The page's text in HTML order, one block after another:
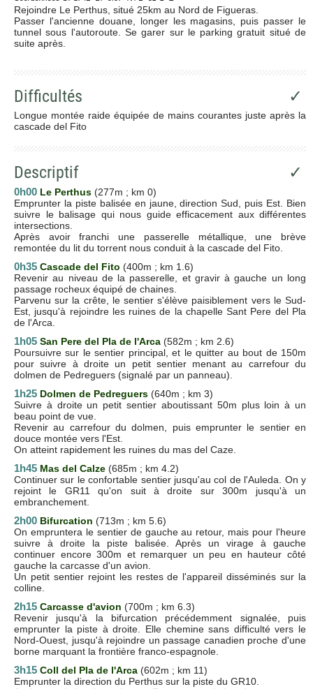
Rejoindre Le Perthus, situé 25km au Nord de Figueras.
Passer l'ancienne douane, longer les magasins, puis passer le
tunnel sous l'autoroute. Se garer sur le parking gratuit situé de
suite après.
Difficultés ✓
Longue montée raide équipée de mains courantes juste après la
cascade del Fito
Descriptif ✓
0h00 Le Perthus (277m ; km 0)
Emprunter la piste balisée en jaune, direction Sud, puis Est. Bien
suivre le balisage qui nous guide efficacement aux différentes
intersections.
Après avoir franchi une passerelle métallique, une brève
remontée du lit du torrent nous conduit à la cascade del Fito.
0h35 Cascade del Fito (400m ; km 1.6)
Revenir au niveau de la passerelle, et gravir à gauche un long
passage rocheux équipé de chaines.
Parvenu sur la crête, le sentier s'élève paisiblement vers le Sud-
Est, jusqu'à rejoindre les ruines de la chapelle Sant Pere del Pla
de l'Arca.
1h05 San Pere del Pla de l'Arca (582m ; km 2.6)
Poursuivre sur le sentier principal, et le quitter au bout de 150m
pour suivre à droite un petit sentier menant au carrefour du
dolmen de Pedreguers (signalé par un panneau).
1h25 Dolmen de Pedreguers (640m ; km 3)
Suivre à droite un petit sentier aboutissant 50m plus loin à un
beau point de vue.
Revenir au carrefour du dolmen, puis emprunter le sentier en
douce montée vers l'Est.
On atteint rapidement les ruines du mas del Caze.
1h45 Mas del Calze (685m ; km 4.2)
Continuer sur le confortable sentier jusqu'au col de l'Auleda. On y
rejoint le GR11 qu'on suit à droite sur 300m jusqu'à un
embranchement.
2h00 Bifurcation (713m ; km 5.6)
On empruntera le sentier de gauche au retour, mais pour l'heure
suivre à droite la piste balisée. Après un virage à gauche
continuer encore 300m et remarquer un peu en hauteur côté
gauche la carcasse d'un avion.
Un petit sentier rejoint les restes de l'appareil disséminés sur la
colline.
2h15 Carcasse d'avion (700m ; km 6.3)
Revenir jusqu'à la bifurcation précédemment signalée, puis
emprunter la piste à droite. Elle chemine sans difficulté vers le
Nord-Ouest, jusqu'à rejoindre un passage canadien proche d'une
borne marquant la frontière franco-espagnole.
3h15 Coll del Pla de l'Arca (602m ; km 11)
Emprunter la direction du Perthus sur la piste du GR10.